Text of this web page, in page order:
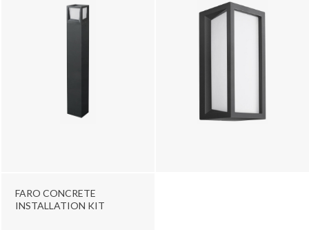
FARO CONCRETE
INSTALLATION KIT